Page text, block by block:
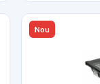
Nou